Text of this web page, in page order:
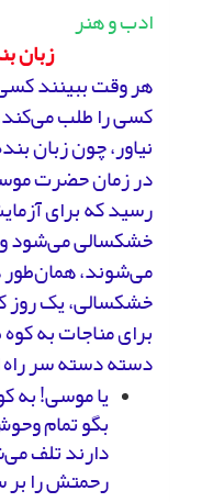
ادب و هنر
زبان
هر وقت ببینند
کسی را طلب
نیاور، چون زبان
در زمان حضرت
رسید که برای
خشکسالی می‌شود و
می‌شوند،
خشکسالی، یک
برای مناجات به
دسته دسته سر راه
یا موسی! به
بگو تمام
دارند تلف
رحمتش را بر